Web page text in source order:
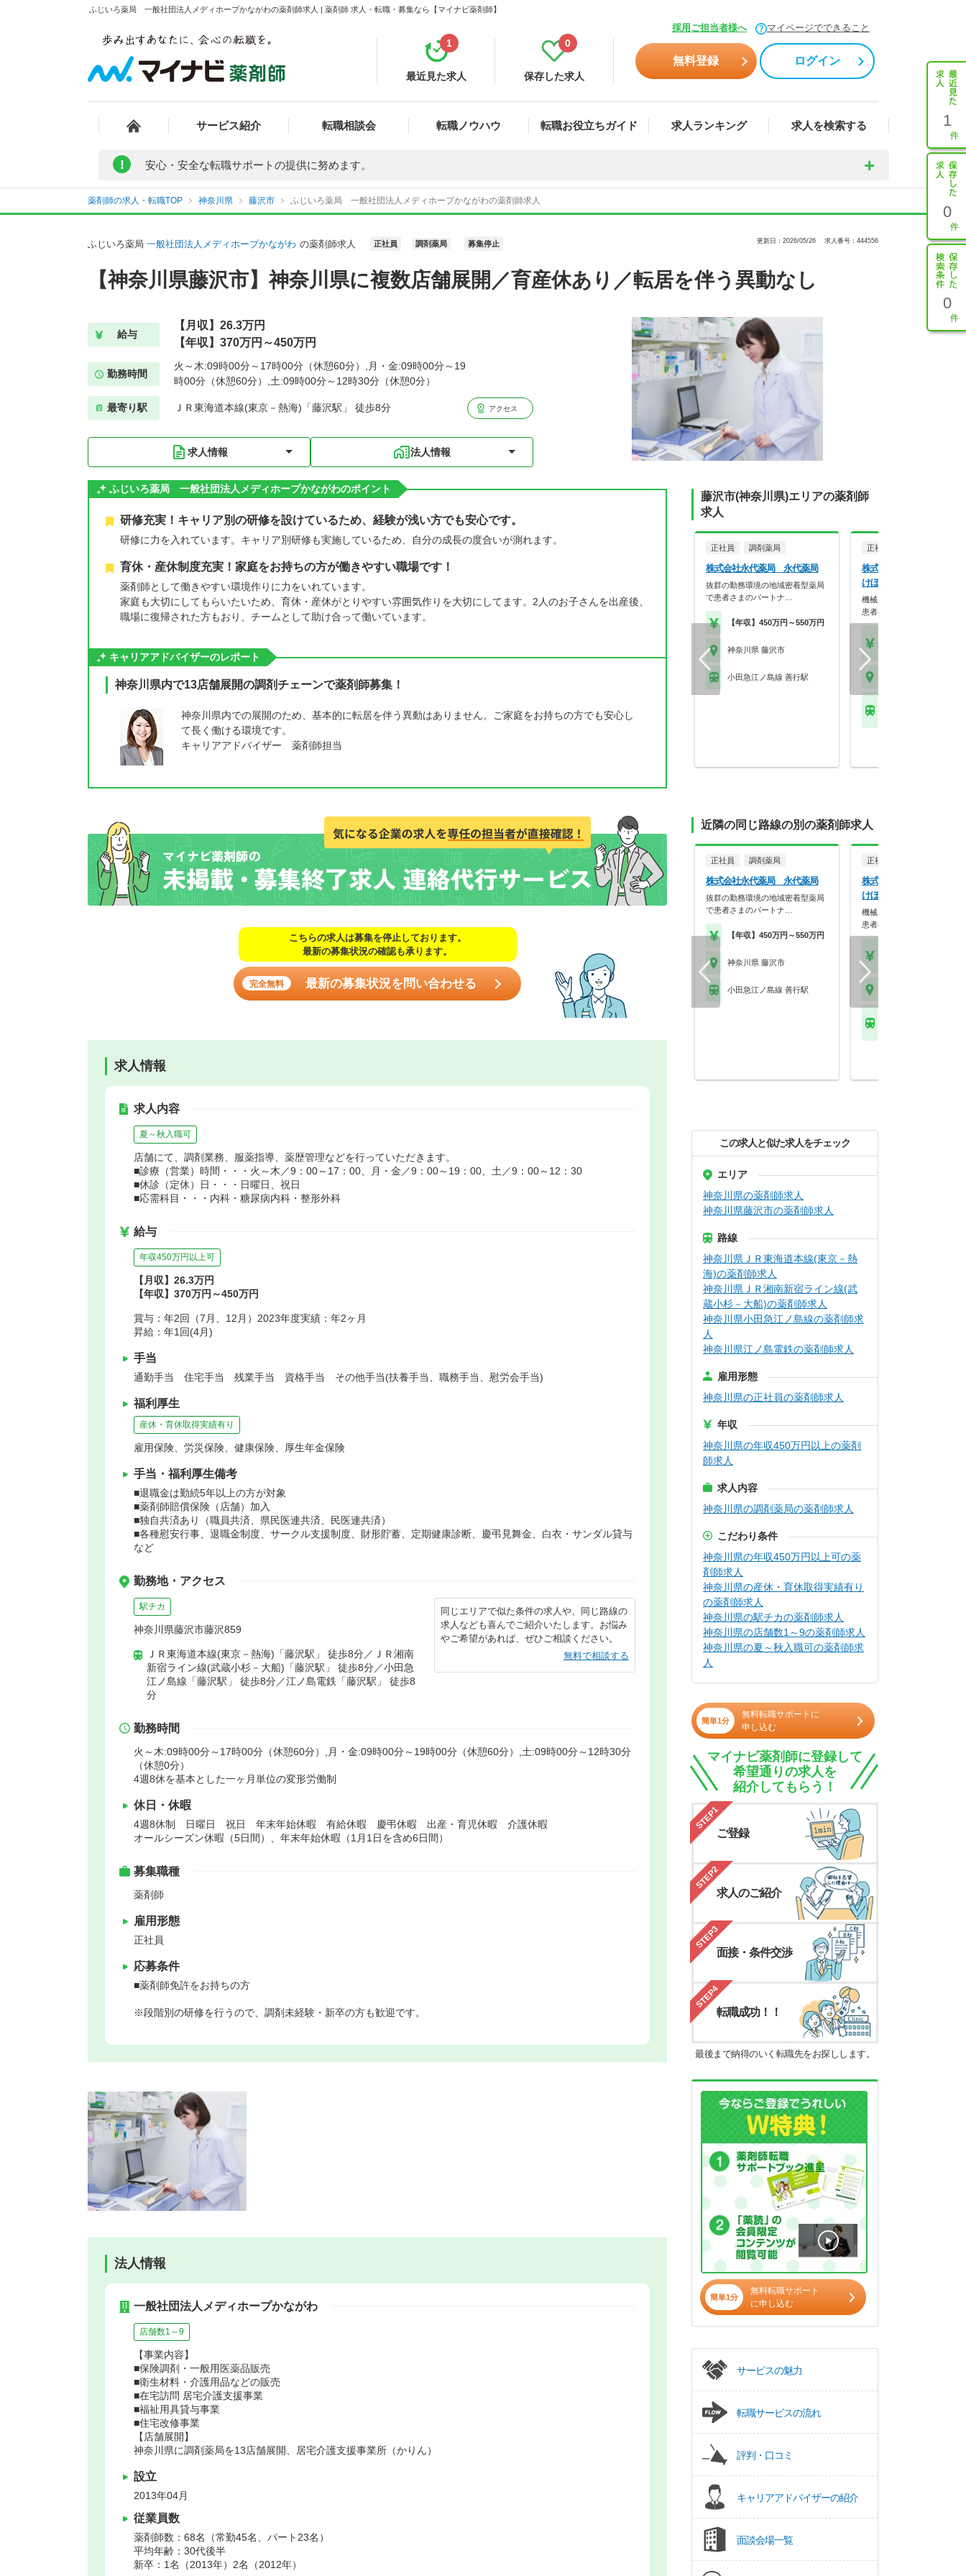
ふじいろ薬局 一般社団法人メディホープかながわの薬剤師求人 | 薬剤師 求人・転職・募集なら【マイナビ薬剤師】
採用ご担当者様へ マイページでできること
最近見た求人
1
保存した求人
0
無料登録 ログイン
サービス紹介 転職相談会 転職ノウハウ 転職お役立ちガイド 求人ランキング 求人を検索する 1
0
0
! 安心・安全な転職サポートの提供に努めます。
薬剤師の求人・転職TOP 神奈川県 藤沢市 ふじいろ薬局 一般社団法人メディホープかながわの薬剤師求人
ふじいろ薬局 一般社団法人メディホープかながわ の薬剤師求人 正社員 調剤薬局 募集停止 更新日：2026/05/26 求人番号：444556
【神奈川県藤沢市】神奈川県に複数店舗展開／育産休あり／転居を伴う異動なし
給与
【月収】26.3万円
【年収】370万円～450万円
勤務時間
火～木:09時00分～17時00分（休憩60分）,月・金:09時00分～19
時00分（休憩60分）,土:09時00分～12時30分（休憩0分）
最寄り駅 ＪＲ東海道本線(東京－熱海)「藤沢駅」 徒歩8分 アクセス
求人情報 法人情報
ふじいろ薬局 一般社団法人メディホープかながわのポイント
研修充実！キャリア別の研修を設けているため、経験が浅い方でも安心です。
研修に力を入れています。キャリア別研修も実施しているため、自分の成長の度合いが測れます。
育休・産休制度充実！家庭をお持ちの方が働きやすい職場です！
薬剤師として働きやすい環境作りに力をいれています。
家庭も大切にしてもらいたいため、育休・産休がとりやすい雰囲気作りを大切にしてます。2人のお子さんを出産後、
職場に復帰された方もおり、チームとして助け合って働いています。
キャリアアドバイザーのレポート
神奈川県内で13店舗展開の調剤チェーンで薬剤師募集！
神奈川県内での展開のため、基本的に転居を伴う異動はありません。ご家庭をお持ちの方でも安心し
て長く働ける環境です。
キャリアアドバイザー 薬剤師担当
こちらの求人は募集を停止しております。
最新の募集状況の確認も承ります。
完全無料 最新の募集状況を問い合わせる
求人情報
求人内容
夏～秋入職可
店舗にて、調剤業務、服薬指導、薬歴管理などを行っていただきます。
■診療（営業）時間・・・火～木／9：00～17：00、月・金／9：00～19：00、土／9：00～12：30
■休診（定休）日・・・日曜日、祝日
■応需科目・・・内科・糖尿病内科・整形外科
給与
年収450万円以上可
【月収】26.3万円
【年収】370万円～450万円
賞与：年2回（7月、12月）2023年度実績：年2ヶ月
昇給：年1回(4月)
手当
通勤手当 住宅手当 残業手当 資格手当 その他手当(扶養手当、職務手当、慰労会手当)
福利厚生
産休・育休取得実績有り
雇用保険、労災保険、健康保険、厚生年金保険
手当・福利厚生備考
■退職金は勤続5年以上の方が対象
■薬剤師賠償保険（店舗）加入
■独自共済あり（職員共済、県民医連共済、民医連共済）
■各種慰安行事、退職金制度、サークル支援制度、財形貯蓄、定期健康診断、慶弔見舞金、白衣・サンダル貸与
など
勤務地・アクセス
駅チカ
神奈川県藤沢市藤沢859
ＪＲ東海道本線(東京－熱海)「藤沢駅」 徒歩8分／ＪＲ湘南
新宿ライン線(武蔵小杉－大船)「藤沢駅」 徒歩8分／小田急
江ノ島線「藤沢駅」 徒歩8分／江ノ島電鉄「藤沢駅」 徒歩8
分
同じエリアで似た条件の求人や、同じ路線の
求人なども喜んでご紹介いたします。お悩み
やご希望があれば、ぜひご相談ください。
無料で相談する
勤務時間
火～木:09時00分～17時00分（休憩60分）,月・金:09時00分～19時00分（休憩60分）,土:09時00分～12時30分
（休憩0分）
4週8休を基本とした一ヶ月単位の変形労働制
休日・休暇
4週8休制 日曜日 祝日 年末年始休暇 有給休暇 慶弔休暇 出産・育児休暇 介護休暇
オールシーズン休暇（5日間）、年末年始休暇（1月1日を含め6日間）
募集職種
薬剤師
雇用形態
正社員
応募条件
■薬剤師免許をお持ちの方
※段階別の研修を行うので、調剤未経験・新卒の方も歓迎です。
法人情報
一般社団法人メディホープかながわ
店舗数1～9
【事業内容】
■保険調剤・一般用医薬品販売
■衛生材料・介護用品などの販売
■在宅訪問 居宅介護支援事業
■福祉用具貸与事業
■住宅改修事業
【店舗展開】
神奈川県に調剤薬局を13店舗展開、居宅介護支援事業所（かりん）
設立
2013年04月
従業員数
薬剤師数：68名（常勤45名、パート23名）
平均年齢：30代後半
新卒：1名（2013年）2名（2012年）
藤沢市(神奈川県)エリアの薬剤師
求人
正社員 調剤薬局
株式会社永代薬局 永代薬局
抜群の勤務環境の地域密着型薬局
で患者さまのパートナ…
【年収】450万円～550万円
神奈川県 藤沢市
小田急江ノ島線 善行駅
正社員
株式会社アイリスファー
けぼの薬局 藤沢店
機械じゃできない仕事をしよ
患者様に丁寧に寄り…
近隣の同じ路線の別の薬剤師求人
正社員 調剤薬局
株式会社永代薬局 永代薬局
抜群の勤務環境の地域密着型薬局
で患者さまのパートナ…
【年収】450万円～550万円
神奈川県 藤沢市
小田急江ノ島線 善行駅
正社員
株式会社アイリスファー
けぼの薬局 藤沢店
機械じゃできない仕事をしよ
患者様に丁寧に寄り…
この求人と似た求人をチェック
エリア
神奈川県の薬剤師求人
神奈川県藤沢市の薬剤師求人
路線
神奈川県ＪＲ東海道本線(東京－熱
海)の薬剤師求人
神奈川県ＪＲ湘南新宿ライン線(武
蔵小杉－大船)の薬剤師求人
神奈川県小田急江ノ島線の薬剤師求
人
神奈川県江ノ島電鉄の薬剤師求人
雇用形態
神奈川県の正社員の薬剤師求人
年収
神奈川県の年収450万円以上の薬剤
師求人
求人内容
神奈川県の調剤薬局の薬剤師求人
こだわり条件
神奈川県の年収450万円以上可の薬
剤師求人
神奈川県の産休・育休取得実績有り
の薬剤師求人
神奈川県の駅チカの薬剤師求人
神奈川県の店舗数1～9の薬剤師求人
神奈川県の夏～秋入職可の薬剤師求
人
簡単1分
無料転職サポートに
申し込む
マイナビ薬剤師に登録して
希望通りの求人を
紹介してもらう！
STEP1
ご登録
STEP2
求人のご紹介
STEP3
面接・条件交渉
STEP4
転職成功！！
最後まで納得のいく転職先をお探しします。
簡単1分
無料転職サポート
に申し込む
サービスの魅力
転職サービスの流れ
評判・口コミ
キャリアアドバイザーの紹介
面談会場一覧